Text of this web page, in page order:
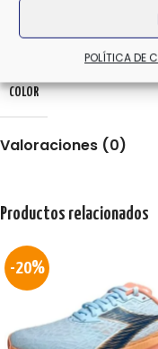
POLÍTICA DE
COLOR
Valoraciones (0)
Productos relacionados
-20%